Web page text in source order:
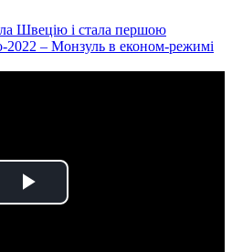
Швецію і стала першою
2022 – Монзуль в економ-режимі
Play